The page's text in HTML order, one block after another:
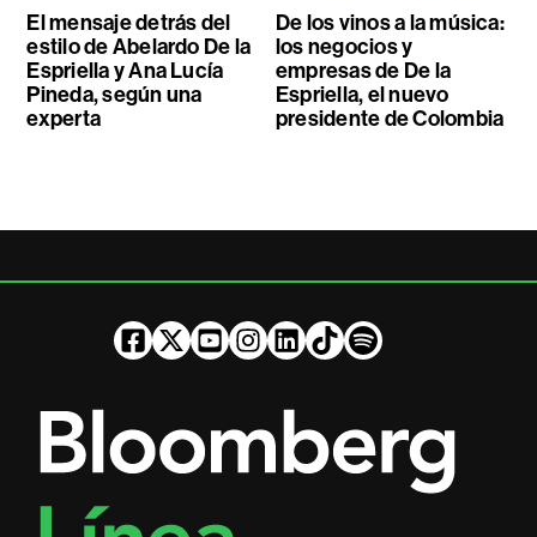
El mensaje detrás del
estilo de Abelardo De la
Espriella y Ana Lucía
Pineda, según una
experta
De los vinos a la música:
los negocios y
empresas de De la
Espriella, el nuevo
presidente de Colombia